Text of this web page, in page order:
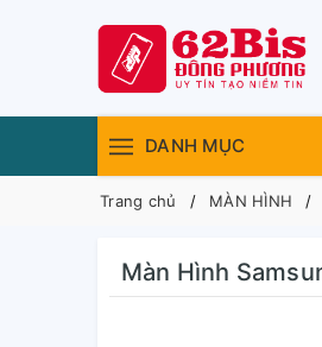
DANH MỤC
Trang chủ MÀN HÌNH
Màn Hình